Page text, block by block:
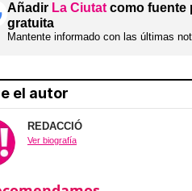
Añadir La Ciutat como fuente
gratuita
Mantente informado con las últimas
el autor
REDACCIÓ
Ver biografía